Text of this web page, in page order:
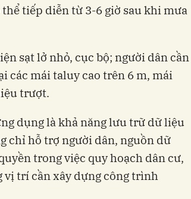
tiếp diễn từ 3-6 giờ sau khi mưa
sạt lở nhỏ, cục bộ; người dân cần
các mái taluy cao trên 6 m, mái
trượt.
dụng là khả năng lưu trữ dữ liệu
chỉ hỗ trợ người dân, nguồn dữ
trong việc quy hoạch dân cư,
vị trí cần xây dựng công trình